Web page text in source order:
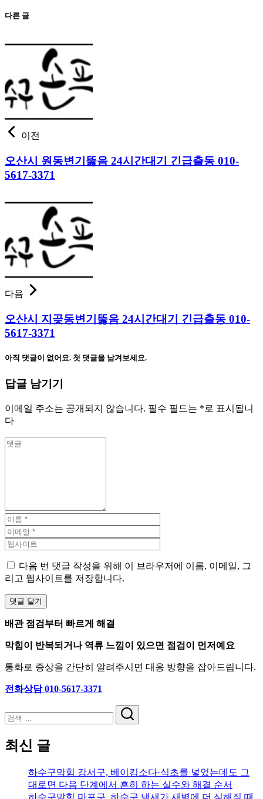
다른 글
이전
오산시 원동변기뚫음 24시간대기 긴급출동 010-
5617-3371
다음
오산시 지곶동변기뚫음 24시간대기 긴급출동 010-
5617-3371
아직 댓글이 없어요. 첫 댓글을 남겨보세요.
답글 남기기
이메일 주소는 공개되지 않습니다. 필수 필드는 *로 표시됩니
다
다음 번 댓글 작성을 위해 이 브라우저에 이름, 이메일, 그
리고 웹사이트를 저장합니다.
배관 점검부터 빠르게 해결
막힘이 반복되거나 역류 느낌이 있으면 점검이 먼저예요
통화로 증상을 간단히 알려주시면 대응 방향을 잡아드립니다.
전화상담 010-5617-3371
검
최신 글
하수구막힘 강서구, 베이킹소다·식초를 넣었는데도 그
대로면 다음 단계에서 흔히 하는 실수와 해결 순서
하수구막힘 마포구, 하수구 냄새가 새벽에 더 심해질 때